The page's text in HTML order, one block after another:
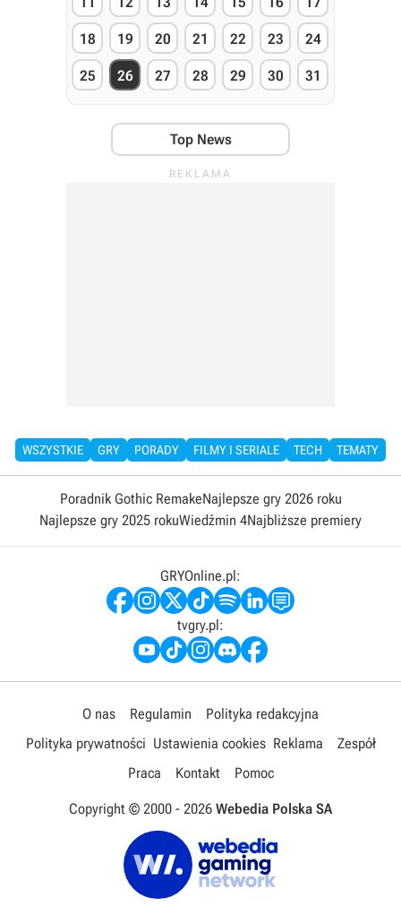
18 19 20 21 22 23 24
25 26 27 28 29 30 31
Top News
WSZYSTKIE GRY PORADY FILMY I SERIALE TECH TEMATY
Poradnik Gothic RemakeNajlepsze gry 2026 roku
Najlepsze gry 2025 rokuWiedźmin 4Najbliższe premiery
GRYOnline.pl:
tvgry.pl:
O nas Regulamin
Polityka redakcyjna
Polityka prywatności Ustawienia cookies Reklama
Zespół
Praca
Kontakt Pomoc
Copyright © 2000 - 2026 Webedia Polska SA